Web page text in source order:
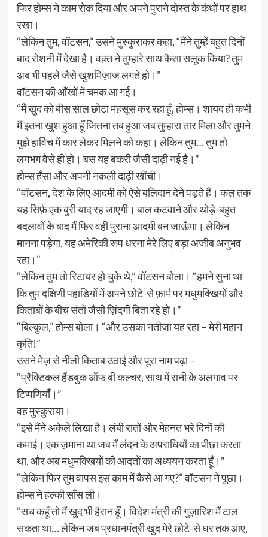
फिर होम्स ने काम रोक दिया और अपने पुराने दोस्त के कंधों पर हाथ
रखा।
“लेकिन तुम, वॉटसन,” उसने मुस्कुराकर कहा, “मैंने तुम्हें बहुत दिनों
बाद रोशनी में देखा है। वक़्त ने तुम्हारे साथ कैसा सलूक किया? तुम
अब भी पहले जैसे खुशमिज़ाज लगते हो।”
वॉटसन की आँखों में चमक आ गई।
“मैं खुद को बीस साल छोटा महसूस कर रहा हूँ, होम्स। शायद ही कभी
मैं इतना खुश हुआ हूँ जितना तब हुआ जब तुम्हारा तार मिला और तुमने
मुझे हार्विच में कार लेकर मिलने को कहा। लेकिन तुम… तुम तो
लगभग वैसे ही हो। बस यह बकरी जैसी दाढ़ी नई है।”
होम्स हँसा और अपनी नकली दाढ़ी खींची।
“वॉटसन, देश के लिए आदमी को ऐसे बलिदान देने पड़ते हैं। कल तक
यह सिर्फ़ एक बुरी याद रह जाएगी। बाल कटवाने और थोड़े-बहुत
बदलावों के बाद मैं फिर वही पुराना आदमी बन जाऊँगा। लेकिन
मानना पड़ेगा, यह अमेरिकी रूप धरना मेरे लिए बड़ा अजीब अनुभव
रहा।”
“लेकिन तुम तो रिटायर हो चुके थे,” वॉटसन बोला। “हमने सुना था
कि तुम दक्षिणी पहाड़ियों में अपने छोटे-से फ़ार्म पर मधुमक्खियों और
किताबों के बीच संतों जैसी ज़िंदगी बिता रहे हो।”
“बिल्कुल,” होम्स बोला। “और उसका नतीजा यह रहा – मेरी महान
कृति!”
उसने मेज़ से नीली किताब उठाई और पूरा नाम पढ़ा –
“प्रैक्टिकल हैंडबुक ऑफ बी कल्चर, साथ में रानी के अलगाव पर
टिप्पणियाँ।”
वह मुस्कुराया।
“इसे मैंने अकेले लिखा है। लंबी रातों और मेहनत भरे दिनों की
कमाई। एक ज़माना था जब मैं लंदन के अपराधियों का पीछा करता
था, और अब मधुमक्खियों की आदतों का अध्ययन करता हूँ।”
“लेकिन फिर तुम वापस इस काम में कैसे आ गए?” वॉटसन ने पूछा।
होम्स ने हल्की साँस ली।
“सच कहूँ तो मैं खुद भी हैरान हूँ। विदेश मंत्री की गुज़ारिश मैं टाल
सकता था… लेकिन जब प्रधानमंत्री खुद मेरे छोटे-से घर तक आए,